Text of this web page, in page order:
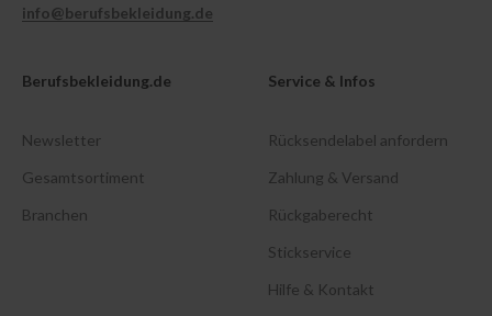
info@berufsbekleidung.de
Berufsbekleidung.de
Newsletter
Gesamtsortiment
Branchen
Service & Infos
Rücksendelabel anfordern
Zahlung & Versand
Rückgaberecht
Stickservice
Hilfe & Kontakt